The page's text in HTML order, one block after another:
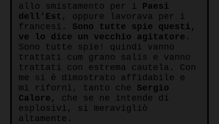
allo smistamento per i Paesi
dell’Est , oppure lavorava per i
francesi. Sono tutte spie questi,
ve lo dice un vecchio agitatore .
Sono tutte spie! quindi vanno
trattati cum grano salis e vanno
trattati con estrema cautela. Con
me si è dimostrato affidabile e
mi rifornì, tanto che Sergio
Calore , che se ne intende di
esplosivi, si meravigliò
altamente.